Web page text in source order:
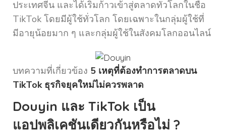
ประเทศจีน และได้เริ่มก้าวเข้าสู่ตลาดทั่วโลกในชื่อ
TikTok โดยมีผู้ใช้ทั่วโลก โดยเฉพาะในกลุ่มผู้ใช้ที่
มีอายุน้อยมาก ๆ และกลุ่มผู้ใช้ในสังคมโลกออนไลน์
บทความที่เกี่ยวข้อง 5 เหตุที่ต้องทำการตลาดบน
TikTok ธุรกิจยุคใหม่ไม่ควรพลาด
Douyin และ TikTok เป็น
แอปพลิเคชันเดียวกันหรือไม่ ?